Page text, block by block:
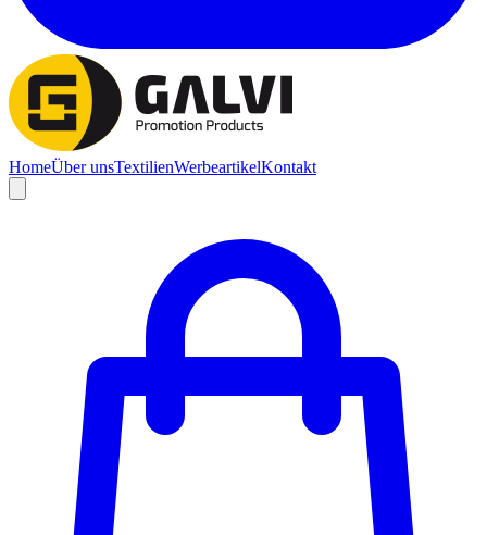
HomeÜber unsTextilienWerbeartikelKontakt